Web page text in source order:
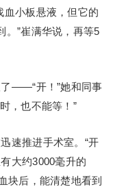
血小板悬液，但它的
。”崔满华说，再等5
——“开！”她和同事
，也不能等！”
速推进手术室。“开
大约3000毫升的
块后，能清楚地看到